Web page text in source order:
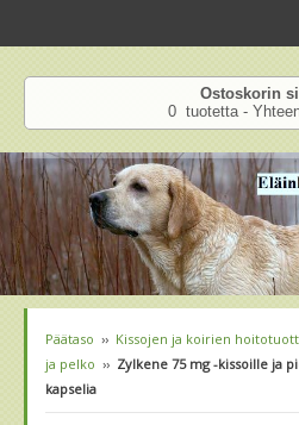
Ostoskorin
0 tuotetta -
Päätaso ›› Kissojen ja koirien
ja pelko ›› Zylkene 75 mg -kissoille ja
kapselia